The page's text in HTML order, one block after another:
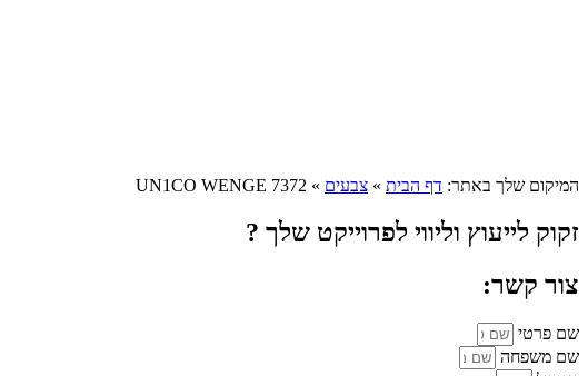
המיקום שלך באתר: דף הבית » צבעים »
UN1CO WENGE 7372
זקוק לייעוץ וליווי לפרוייקט שלך ?
צור קשר:
שם פרטי
שם משפחה